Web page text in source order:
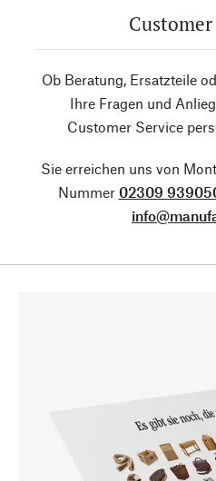
Ob Beratung, Ersatzteile
Ihre Fragen und
Customer Service
Sie erreichen uns von
Nummer 02309